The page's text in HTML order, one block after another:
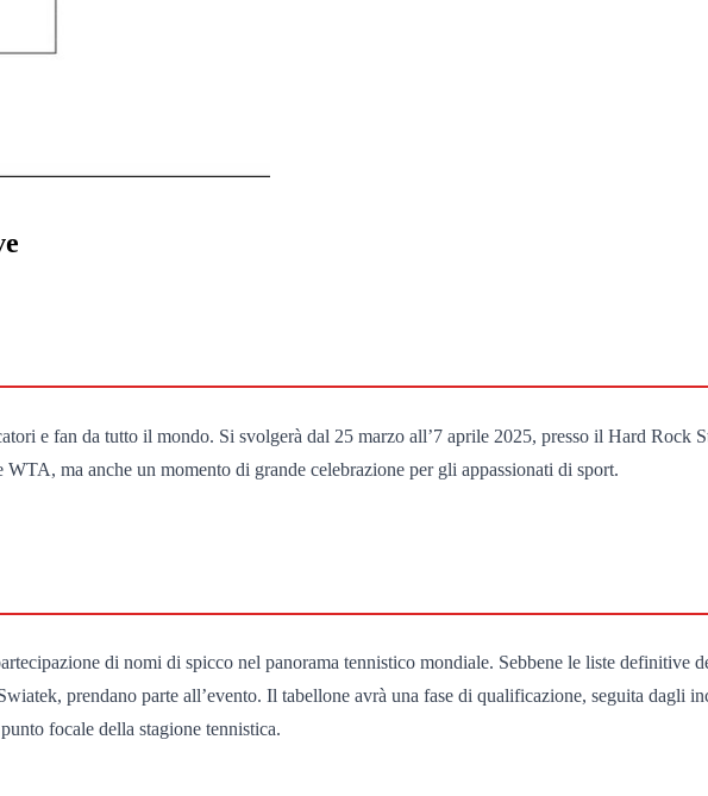
e fan da tutto il mondo. Si svolgerà dal 25 marzo all’7 aprile 2025, presso il Hard Rock
ma anche un momento di grande celebrazione per gli appassionati di sport.
di nomi di spicco nel panorama tennistico mondiale. Sebbene le liste definitive
prendano parte all’evento. Il tabellone avrà una fase di qualificazione, seguita dagli
focale della stagione tennistica.